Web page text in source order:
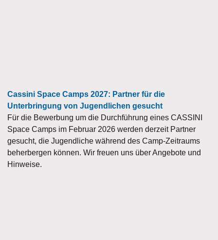
Cassini Space Camps 2027: Partner für die
Unterbringung von Jugendlichen gesucht
Für die Bewerbung um die Durchführung eines CASSINI
Space Camps im Februar 2026 werden derzeit Partner
gesucht, die Jugendliche während des Camp-Zeitraums
beherbergen können. Wir freuen uns über Angebote und
Hinweise.